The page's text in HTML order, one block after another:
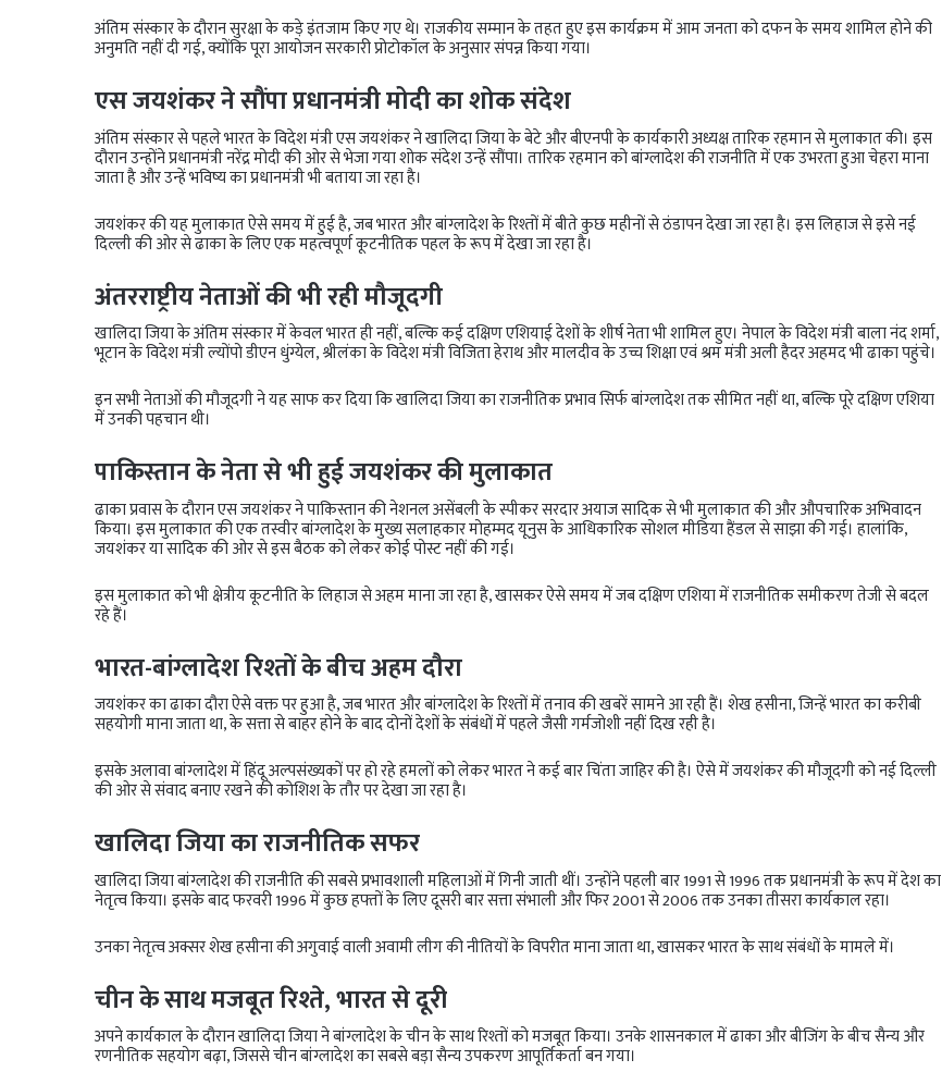
अंतिम संस्कार के दौरान सुरक्षा के कड़े इंतजाम किए गए थे। राजकीय सम्मान के तहत हुए इस कार्यक्रम में आम जनता को दफन के समय शामिल होने की
अनुमति नहीं दी गई, क्योंकि पूरा आयोजन सरकारी प्रोटोकॉल के अनुसार संपन्न किया गया।
एस जयशंकर ने सौंपा प्रधानमंत्री मोदी का शोक संदेश
अंतिम संस्कार से पहले भारत के विदेश मंत्री एस जयशंकर ने खालिदा जिया के बेटे और बीएनपी के कार्यकारी अध्यक्ष तारिक रहमान से मुलाकात की। इस
दौरान उन्होंने प्रधानमंत्री नरेंद्र मोदी की ओर से भेजा गया शोक संदेश उन्हें सौंपा। तारिक रहमान को बांग्लादेश की राजनीति में एक उभरता हुआ चेहरा माना
जाता है और उन्हें भविष्य का प्रधानमंत्री भी बताया जा रहा है।
जयशंकर की यह मुलाकात ऐसे समय में हुई है, जब भारत और बांग्लादेश के रिश्तों में बीते कुछ महीनों से ठंडापन देखा जा रहा है। इस लिहाज से इसे नई
दिल्ली की ओर से ढाका के लिए एक महत्वपूर्ण कूटनीतिक पहल के रूप में देखा जा रहा है।
अंतरराष्ट्रीय नेताओं की भी रही मौजूदगी
खालिदा जिया के अंतिम संस्कार में केवल भारत ही नहीं, बल्कि कई दक्षिण एशियाई देशों के शीर्ष नेता भी शामिल हुए। नेपाल के विदेश मंत्री बाला नंद शर्मा,
भूटान के विदेश मंत्री ल्योंपो डीएन धुंग्येल, श्रीलंका के विदेश मंत्री विजिता हेराथ और मालदीव के उच्च शिक्षा एवं श्रम मंत्री अली हैदर अहमद भी ढाका पहुंचे।
इन सभी नेताओं की मौजूदगी ने यह साफ कर दिया कि खालिदा जिया का राजनीतिक प्रभाव सिर्फ बांग्लादेश तक सीमित नहीं था, बल्कि पूरे दक्षिण एशिया
में उनकी पहचान थी।
पाकिस्तान के नेता से भी हुई जयशंकर की मुलाकात
ढाका प्रवास के दौरान एस जयशंकर ने पाकिस्तान की नेशनल असेंबली के स्पीकर सरदार अयाज सादिक से भी मुलाकात की और औपचारिक अभिवादन
किया। इस मुलाकात की एक तस्वीर बांग्लादेश के मुख्य सलाहकार मोहम्मद यूनुस के आधिकारिक सोशल मीडिया हैंडल से साझा की गई। हालांकि,
जयशंकर या सादिक की ओर से इस बैठक को लेकर कोई पोस्ट नहीं की गई।
इस मुलाकात को भी क्षेत्रीय कूटनीति के लिहाज से अहम माना जा रहा है, खासकर ऐसे समय में जब दक्षिण एशिया में राजनीतिक समीकरण तेजी से बदल
रहे हैं।
भारत-बांग्लादेश रिश्तों के बीच अहम दौरा
जयशंकर का ढाका दौरा ऐसे वक्त पर हुआ है, जब भारत और बांग्लादेश के रिश्तों में तनाव की खबरें सामने आ रही हैं। शेख हसीना, जिन्हें भारत का करीबी
सहयोगी माना जाता था, के सत्ता से बाहर होने के बाद दोनों देशों के संबंधों में पहले जैसी गर्मजोशी नहीं दिख रही है।
इसके अलावा बांग्लादेश में हिंदू अल्पसंख्यकों पर हो रहे हमलों को लेकर भारत ने कई बार चिंता जाहिर की है। ऐसे में जयशंकर की मौजूदगी को नई दिल्ली
की ओर से संवाद बनाए रखने की कोशिश के तौर पर देखा जा रहा है।
खालिदा जिया का राजनीतिक सफर
खालिदा जिया बांग्लादेश की राजनीति की सबसे प्रभावशाली महिलाओं में गिनी जाती थीं। उन्होंने पहली बार 1991 से 1996 तक प्रधानमंत्री के रूप में देश का
नेतृत्व किया। इसके बाद फरवरी 1996 में कुछ हफ्तों के लिए दूसरी बार सत्ता संभाली और फिर 2001 से 2006 तक उनका तीसरा कार्यकाल रहा।
उनका नेतृत्व अक्सर शेख हसीना की अगुवाई वाली अवामी लीग की नीतियों के विपरीत माना जाता था, खासकर भारत के साथ संबंधों के मामले में।
चीन के साथ मजबूत रिश्ते, भारत से दूरी
अपने कार्यकाल के दौरान खालिदा जिया ने बांग्लादेश के चीन के साथ रिश्तों को मजबूत किया। उनके शासनकाल में ढाका और बीजिंग के बीच सैन्य और
रणनीतिक सहयोग बढ़ा, जिससे चीन बांग्लादेश का सबसे बड़ा सैन्य उपकरण आपूर्तिकर्ता बन गया।